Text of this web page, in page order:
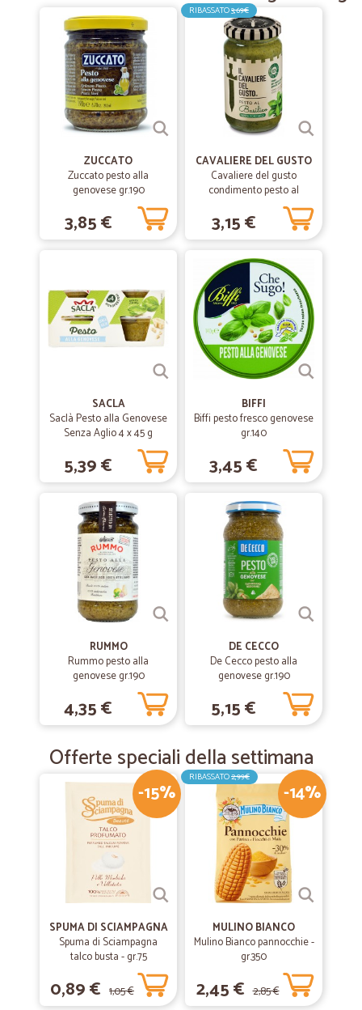
Completamente soddisfatto, Grazie
—Saverio D.
veloce gentili tutto ok
veloce gentili tutto ok
ZUCCATO
Zuccato pesto alla
genovese gr.190
3,85 €
RIBASSATO3,69€
CAVALIERE DEL GUSTO
Cavaliere del gusto
condimento pesto al
basilico gr.190
3,15 €
SACLA
Saclà Pesto alla Genovese
Senza Aglio 4 x 45 g
5,39 €
BIFFI
Biffi pesto fresco genovese
gr.140
3,45 €
RUMMO
Rummo pesto alla
genovese gr.190
4,35 €
DE CECCO
De Cecco pesto alla
genovese gr.190
5,15 €
Offerte speciali della settimana
-15%
SPUMA DI SCIAMPAGNA
Spuma di Sciampagna
talco busta - gr.75
0,89 € 1,05 €
-14%
RIBASSATO2,99€
MULINO BIANCO
Mulino Bianco pannocchie -
gr.350
2,45 € 2,85 €